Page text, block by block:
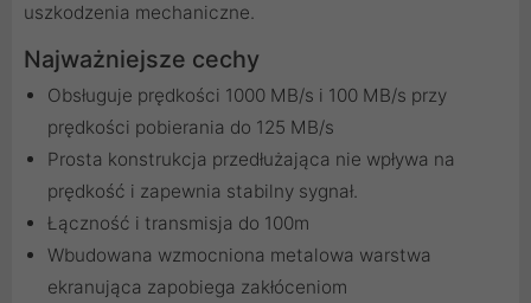
uszkodzenia mechaniczne.
Najważniejsze cechy
Obsługuje prędkości 1000 MB/s i 100 MB/s przy
prędkości pobierania do 125 MB/s
Prosta konstrukcja przedłużająca nie wpływa na
prędkość i zapewnia stabilny sygnał.
Łączność i transmisja do 100m
Wbudowana wzmocniona metalowa warstwa
ekranująca zapobiega zakłóceniom